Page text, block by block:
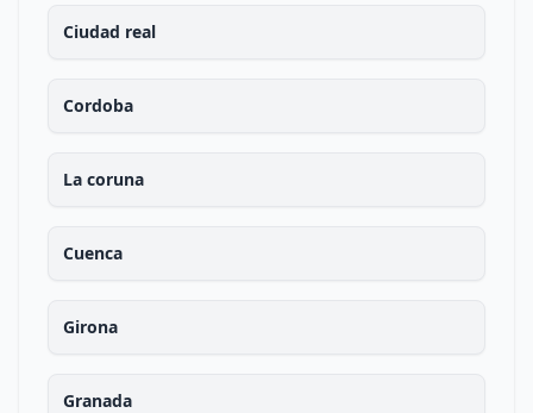
Ciudad real
Cordoba
La coruna
Cuenca
Girona
Granada